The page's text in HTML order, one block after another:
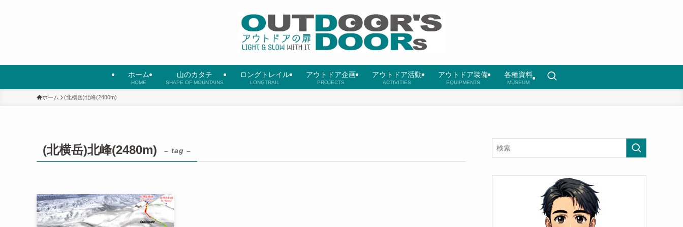
ホーム
HOME
山のカタチ
SHAPE OF MOUNTAINS
ロングトレイル
LONGTRAIL
アウトドア企画
PROJECTS
アウトドア活動
ACTIVITIES
アウトドア装備
EQUIPMENTS
各種資料
MUSEUM
ホーム (北横岳)北峰(2480m)
(北横岳)北峰(2480m) – tag –